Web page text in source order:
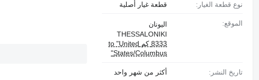
نوع قطعة الغيار: قطعة غيار أصلية
الموقع:
اليونان
THESSALONIKI
8333 كم to "United
States/Columbus"
تاريخ النشر: أكثر من شهر واحد